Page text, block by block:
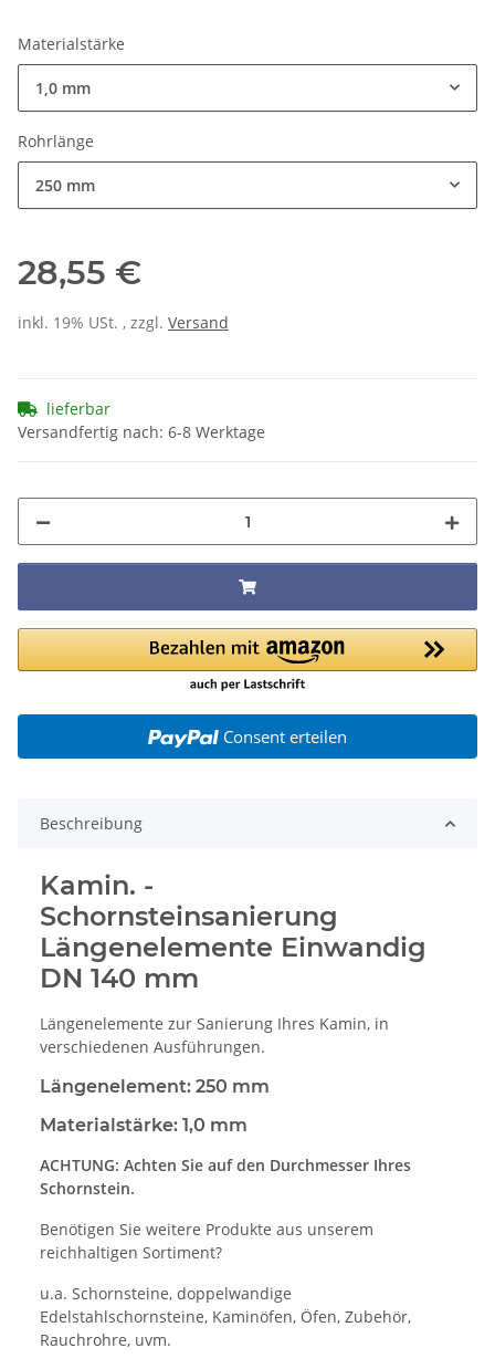
Materialstärke
1,0 mm
Rohrlänge
250 mm
28,55 €
inkl. 19% USt. , zzgl. Versand
lieferbar
Versandfertig nach: 6-8 Werktage
Consent erteilen
Beschreibung
Kamin. -
Schornsteinsanierung
Längenelemente Einwandig
DN 140 mm
Längenelemente zur Sanierung Ihres Kamin, in
verschiedenen Ausführungen.
Längenelement: 250 mm
Materialstärke: 1,0 mm
ACHTUNG: Achten Sie auf den Durchmesser Ihres
Schornstein.
Benötigen Sie weitere Produkte aus unserem
reichhaltigen Sortiment?
u.a. Schornsteine, doppelwandige
Edelstahlschornsteine, Kaminöfen, Öfen, Zubehör,
Rauchrohre, uvm.